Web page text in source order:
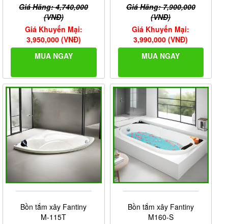
Giá Hãng: 4,740,000
(VNĐ)
Giá Khuyến Mại:
3,950,000 (VNĐ)
MUA NGAY
Giá Hãng: 7,900,000
(VNĐ)
Giá Khuyến Mại:
3,990,000 (VNĐ)
MUA NGAY
Bồn tắm xây Fantiny
M-115T
Bồn tắm xây Fantiny
M160-S